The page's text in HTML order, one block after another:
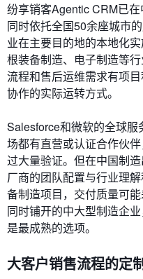
纷享销客Agentic CRM已在
同时依托全国50余座城市
业在主要目的地的本地化
根装备制造、电子制造等
流程和售后运维需求有项
协作的实际运转方式。
Salesforce和微软的全球
场都有直营或认证合作伙
过大量验证。但在中国制
厂商的团队配置与行业理
备制造项目，交付质量可
同时铺开的中大型制造企
是最成熟的选项。
大客户销售流程的定